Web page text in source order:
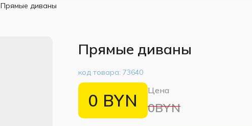
Прямые диваны
Прямые диваны
код товара: 73640
0 BYN Цена
0BYN